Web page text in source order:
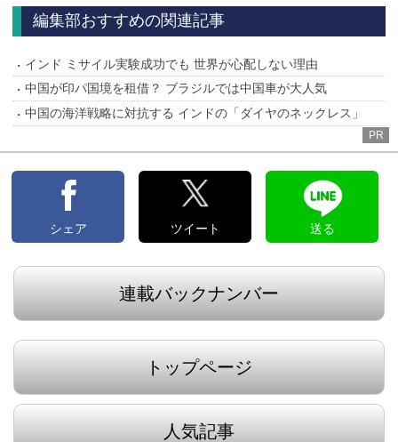
編集部おすすめの関連記事
インド ミサイル実験成功でも 世界が心配しない理由
中国が印パ国境を租借？ ブラジルでは中国車が大人気
中国の海洋戦略に対抗する インドの「ダイヤのネックレス」
PR
シェア ツイート 送る
連載バックナンバー
トップページ
人気記事